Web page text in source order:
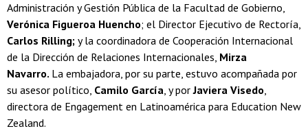
Administración y Gestión Pública de la Facultad de Gobierno,
Verónica Figueroa Huencho; el Director Ejecutivo de Rectoría,
Carlos Rilling; y la coordinadora de Cooperación Internacional
de la Dirección de Relaciones Internacionales, Mirza
Navarro. La embajadora, por su parte, estuvo acompañada por
su asesor político, Camilo García, y porJaviera Visedo,
directora de Engagement en Latinoamérica para Education New
Zealand.